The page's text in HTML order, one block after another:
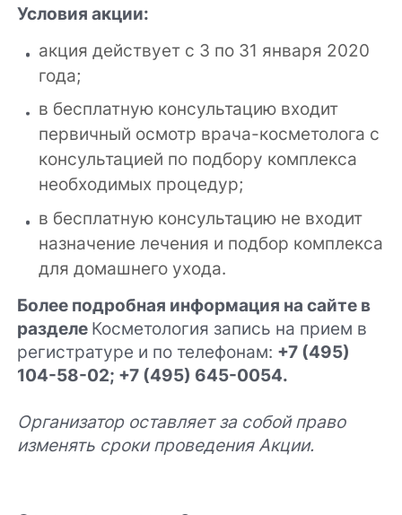
Условия акции:
акция действует с 3 по 31 января 2020
года;
в бесплатную консультацию входит
первичный осмотр врача-косметолога с
консультацией по подбору комплекса
необходимых процедур;
в бесплатную консультацию не входит
назначение лечения и подбор комплекса
для домашнего ухода.
Более подробная информация на сайте в
разделе Косметология запись на прием в
регистратуре и по телефонам: +7 (495)
104-58-02; +7 (495) 645-0054.
Организатор оставляет за собой право
изменять сроки проведения Акции.